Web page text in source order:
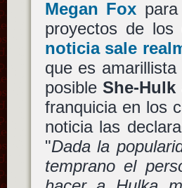
Megan Fox
proyectos de
noticia sale
que es
posibleShe-Hulk
franquicia en los
noticia las
"Dada la
temprano el